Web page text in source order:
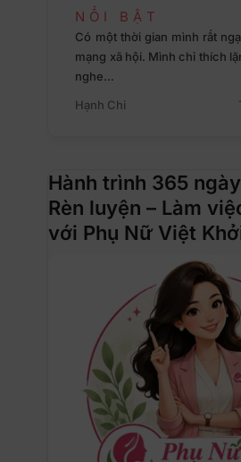
NỔI BẬT
Có một thời gian mình rất
mạng xã hội. Mình chỉ thích
nghe…
Hạnh Chi
Hành trình 365
Rèn luyện – Làm
với Phụ Nữ Việt